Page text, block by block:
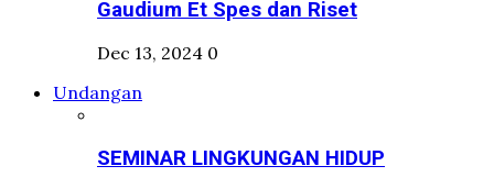
Gaudium Et Spes dan Riset
Dec 13, 2024 0
Undangan
SEMINAR LINGKUNGAN HIDUP